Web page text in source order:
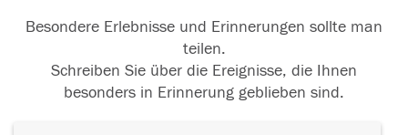
Besondere Erlebnisse und Erinnerungen sollte man
teilen.
Schreiben Sie über die Ereignisse, die Ihnen
besonders in Erinnerung geblieben sind.